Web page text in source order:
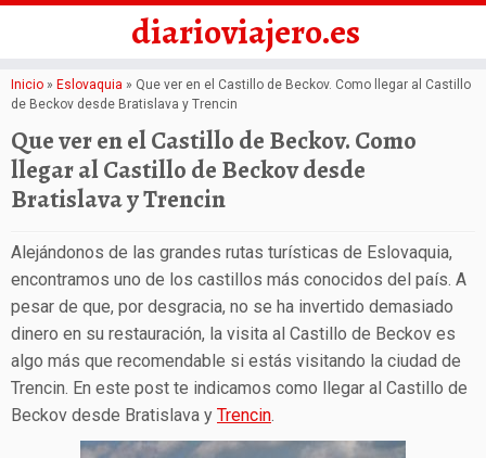
Saltar
al
contenido
diarioviajero.es
Inicio » Eslovaquia » Que ver en el Castillo de Beckov. Como llegar al Castillo
de Beckov desde Bratislava y Trencin
Que ver en el Castillo de Beckov. Como
llegar al Castillo de Beckov desde
Bratislava y Trencin
Alejándonos de las grandes rutas turísticas de Eslovaquia,
encontramos uno de los castillos más conocidos del país. A
pesar de que, por desgracia, no se ha invertido demasiado
dinero en su restauración, la visita al Castillo de Beckov es
algo más que recomendable si estás visitando la ciudad de
Trencin. En este post te indicamos como llegar al Castillo de
Beckov desde Bratislava y Trencin.